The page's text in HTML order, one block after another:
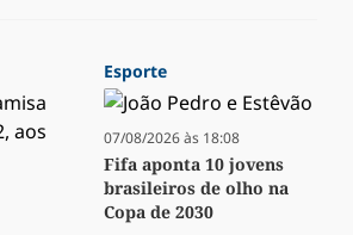
Esporte
07/08/2026 às 18:08
Fifa aponta 10 jovens
brasileiros de olho na
Copa de 2030